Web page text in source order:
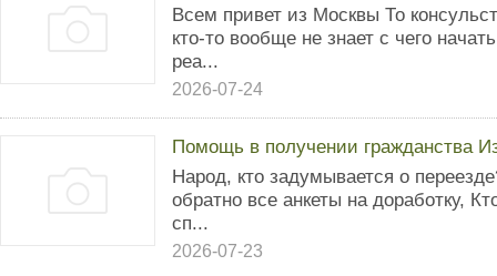
Всем привет из Москвы То
кто-то вообще не знает с чего
реа...
2026-07-24
Помощь в получении гражданства
Народ, кто задумывается о
обратно все анкеты на доработку,
сп...
2026-07-23